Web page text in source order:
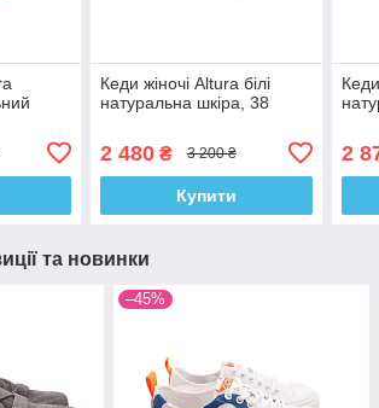
Кеди жіночі Altura білі
натуральна шкіра, 38
2 480₴ 3 200 ₴
Купити
2
та новинки
–45%